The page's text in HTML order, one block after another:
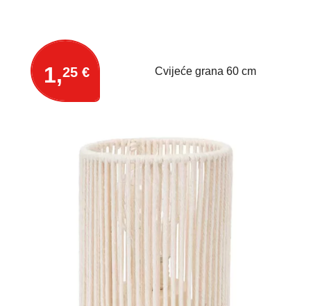
1,25 € Cvijeće grana 60 cm